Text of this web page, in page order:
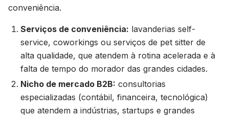
conveniência.
Serviços de conveniência: lavanderias self-
service, coworkings ou serviços de pet sitter de
alta qualidade, que atendem à rotina acelerada e à
falta de tempo do morador das grandes cidades.
Nicho de mercado B2B: consultorias
especializadas (contábil, financeira, tecnológica)
que atendem a indústrias, startups e grandes